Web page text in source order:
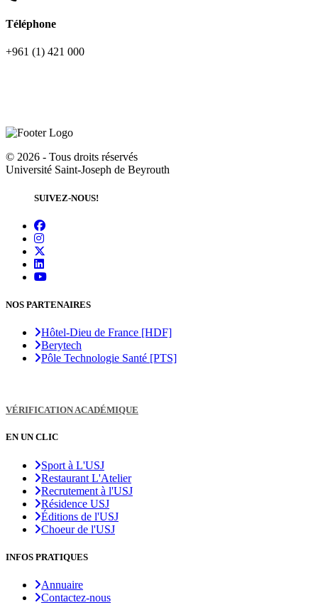
Téléphone
+961 (1) 421 000
© 2026 - Tous droits réservés
Université Saint-Joseph de Beyrouth
SUIVEZ-NOUS!
NOS PARTENAIRES
Hôtel-Dieu de France [HDF]
Berytech
Pôle Technologie Santé [PTS]
VÉRIFICATION ACADÉMIQUE
EN UN CLIC
Sport à L'USJ
Restaurant L'Atelier
Recrutement à l'USJ
Résidence USJ
Éditions de l'USJ
Choeur de l'USJ
INFOS PRATIQUES
Annuaire
Contactez-nous